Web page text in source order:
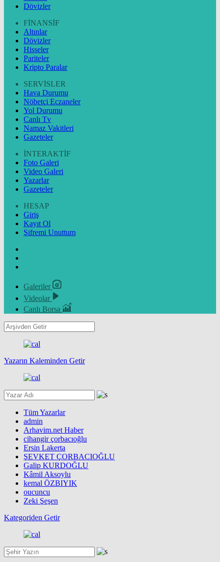
Dövizler
FİNANSİF
Altınlar
Dövizler
Hisseler
Pariteler
Kripto Paralar
SERVİSLER
Hava Durumu
Nöbetçi Eczaneler
Yol Durumu
Canlı Tv
Namaz Vakitleri
Gazeteler
İNTERAKTİF
Foto Galeri
Video Galeri
Yazarlar
Gazeteler
HESAP
Giriş
Kayıt Ol
Şifremi Unuttum
Galeriler
Videolar
Canlı Borsa
Yazarın Kaleminden Getir
Tüm Yazarlar
admin
Arhavim.net Haber
cihangir çorbacıoğlu
Ersin Lakerta
ŞEVKET ÇORBACIOĞLU
Galip KURDOĞLU
Kâmil Aksoylu
kemal ÖZBIYIK
oucuncu
Zeki Şeşen
Kategoriden Getir